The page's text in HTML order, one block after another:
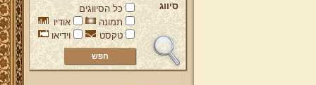
סיווג
כל הסיווגים
תמונה
אודיו
טקסט
וידיאו